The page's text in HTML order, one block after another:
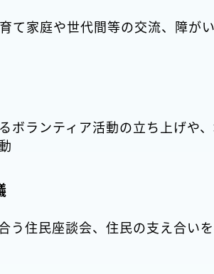
て家庭や世代間等の交流、障が
ボランティア活動の立ち上げや
う住民座談会、住民の支え合い